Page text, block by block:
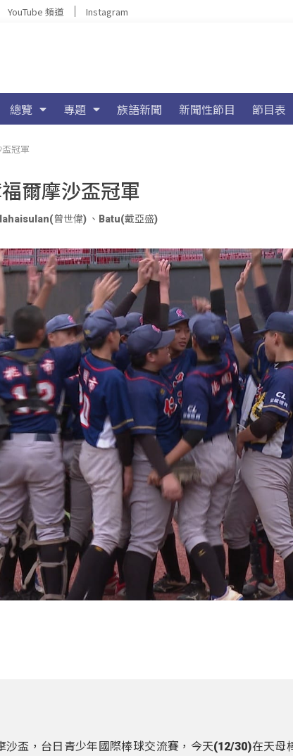
YouTube 頻道 Instagram
總覽 專題 族語新聞 新聞性節目 節目表
冠軍
爾摩沙盃冠軍
曾世偉) 、 Batu(戴亞盛)
沙盃，台日青少年國際棒球交流賽，今天(12/30)在天母